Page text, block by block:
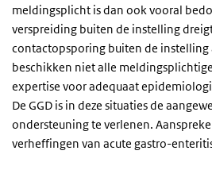
meldingsplicht is dan ook vooral
verspreiding buiten de instelling
contactopsporing buiten de instelling
beschikken niet alle
expertise voor adequaat
De GGD is in deze situaties de
ondersteuning te verlenen.
verheffingen van acute gastro-